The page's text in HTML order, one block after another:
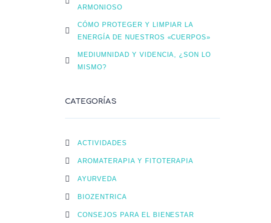
ARMONIOSO
CÓMO PROTEGER Y LIMPIAR LA
ENERGÍA DE NUESTROS «CUERPOS»
MEDIUMNIDAD Y VIDENCIA, ¿SON LO
MISMO?
CATEGORÍAS
ACTIVIDADES
AROMATERAPIA Y FITOTERAPIA
AYURVEDA
BIOZENTRICA
CONSEJOS PARA EL BIENESTAR